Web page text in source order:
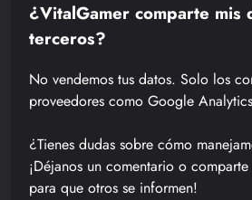
¿VitalGamer comparte mis
terceros?
No vendemos tus datos. Solo los
proveedores como Google
¿Tienes dudas sobre cómo
¡Déjanos un comentario o
para que otros se informen!